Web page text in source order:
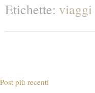
Etichette: viaggi
Post più recenti